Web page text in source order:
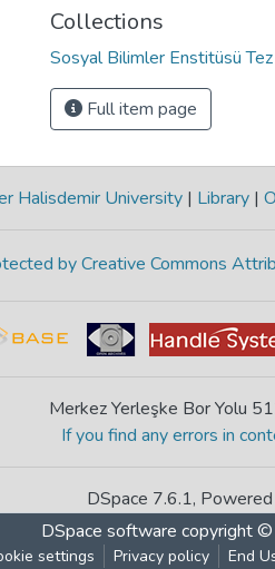
Collections
Sosyal Bilimler Enstitüsü
Full item page
Halisdemir University | Library |
by Creative Commons
Merkez Yerleşke Bor Yolu
If you find any errors in
DSpace 7.6.1,
DSpace software copyright
settings Privacy policy End